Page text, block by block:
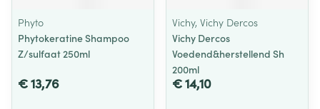
Phyto
Phytokeratine Shampoo
Z/sulfaat 250ml
€ 13,76
Vichy, Vichy Dercos
Vichy Dercos
Voedend&herstellend Sh
200ml
€ 14,10